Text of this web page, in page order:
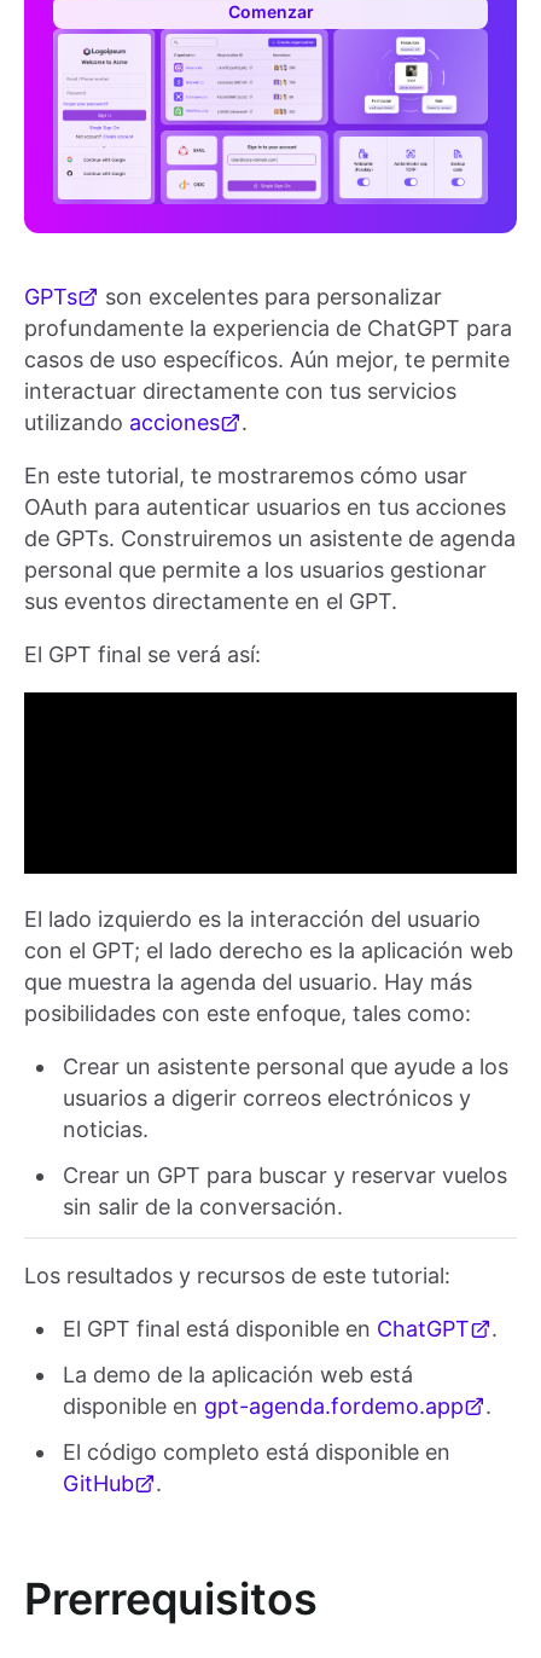
Comenzar
GPTs
son excelentes para personalizar
profundamente la experiencia de ChatGPT para
casos de uso específicos. Aún mejor, te permite
interactuar directamente con tus servicios
utilizando acciones .
En este tutorial, te mostraremos cómo usar
OAuth para autenticar usuarios en tus acciones
de GPTs. Construiremos un asistente de agenda
personal que permite a los usuarios gestionar
sus eventos directamente en el GPT.
El GPT final se verá así:
El lado izquierdo es la interacción del usuario
con el GPT; el lado derecho es la aplicación web
que muestra la agenda del usuario. Hay más
posibilidades con este enfoque, tales como:
Crear un asistente personal que ayude a los
usuarios a digerir correos electrónicos y
noticias.
Crear un GPT para buscar y reservar vuelos
sin salir de la conversación.
Los resultados y recursos de este tutorial:
El GPT final está disponible en ChatGPT
.
La demo de la aplicación web está
disponible en gpt-agenda.fordemo.app
.
El código completo está disponible en
GitHub
.
Prerrequisitos